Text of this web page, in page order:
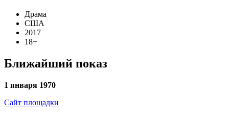
Драма
США
2017
18+
Ближайший показ
1 января 1970
Сайт площадки